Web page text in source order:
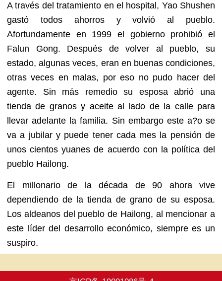
A través del tratamiento en el hospital, Yao Shushen
gastó todos ahorros y volvió al pueblo.
Afortundamente en 1999 el gobierno prohibió el
Falun Gong. Después de volver al pueblo, su
estado, algunas veces, eran en buenas condiciones,
otras veces en malas, por eso no pudo hacer del
agente. Sin más remedio su esposa abrió una
tienda de granos y aceite al lado de la calle para
llevar adelante la familia. Sin embargo este a?o se
va a jubilar y puede tener cada mes la pensión de
unos cientos yuanes de acuerdo con la política del
pueblo Hailong.
El millonario de la década de 90 ahora vive
dependiendo de la tienda de grano de su esposa.
Los aldeanos del pueblo de Hailong, al mencionar a
este líder del desarrollo económico, siempre es un
suspiro.